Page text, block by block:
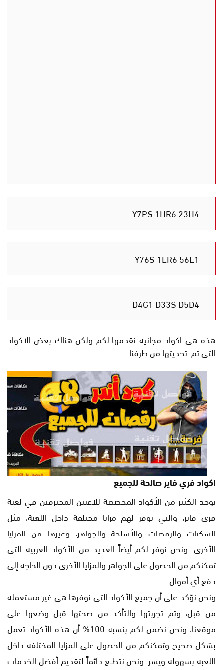
Y7PS 1HR6 23H4
Y76S 1LR6 56L1
D4G1 D33S D5D4
هذه هي اكواد مجانيه نقدمها لكم ولكن هناك بعض الاكواد
التي تم تحديثها من طرفنا
اكواد فري فاير صالحة للجميع
يوجد الكثير من الأكواد المخصصة للاعبين المحترفين في لعبة
فري فاير، والتي توفر لهم مزايا مختلفة داخل اللعبة، مثل
السكنات والرقصات والأسلحة والجواهر، وغيرها من المزايا
الأخرى. ونحن نوفر لكم أيضاً العديد من الأكواد العربية التي
تمكنكم من الحصول على الجواهر والمزايا الأخرى دون الحاجة إلى
دفع أي أموال.
ونحن نؤكد على أن جميع الأكواد التي نوفرها هي غير مستعملة
من قبل، وتم تجربتها والتأكد من صحتها قبل وضعها على
موقعنا، ونحن نضمن لكم بنسبة 100% أن هذه الأكواد تعمل
بشكل صحيح وتمكنكم من الحصول على المزايا المختلفة داخل
اللعبة بسهولة ويسر. ونحن نتطلع دائماً لتقديم أفضل الخدمات